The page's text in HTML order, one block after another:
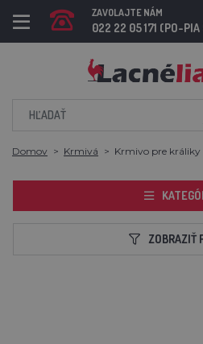
ZAVOLAJTE NÁM
022 22 05 171 (PO-
Domov Krmivá Krmivo pre králiky
ZOBRAZIŤ